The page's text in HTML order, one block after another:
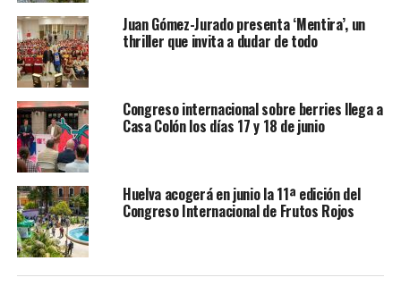
Juan Gómez-Jurado presenta ‘Mentira’, un
thriller que invita a dudar de todo
Congreso internacional sobre berries llega a
Casa Colón los días 17 y 18 de junio
Huelva acogerá en junio la 11ª edición del
Congreso Internacional de Frutos Rojos